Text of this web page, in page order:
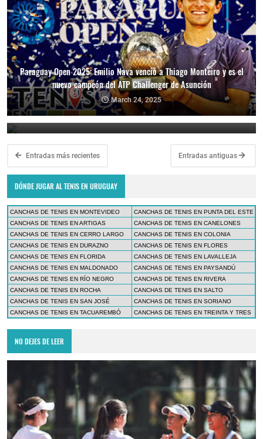
Paraguay Open 2025: Emilio Nava venció a Thiago Monteiro y es el
nuevo campeón del ATP Challenger de Asunción
March 24, 2025
Paraguay Open 2025: Thiago Monteiro vs. Emilio Nava por el título
en el ATP Challenger de Asunción
March 23, 2025
Entradas más recientes Entradas antiguas
DÓNDE JUGAR AL TENIS EN URUGUAY
CANCHAS DE TENIS EN MONTEVIDEO
CANCHAS DE TENIS EN PUNTA DEL ESTE
CANCHAS DE TENIS EN ARTIGAS
CANCHAS DE TENIS EN CANELONES
CANCHAS DE TENIS EN CERRO LARGO
CANCHAS DE TENIS EN COLONIA
CANCHAS DE TENIS EN DURAZNO
CANCHAS DE TENIS EN FLORES
CANCHAS DE TENIS EN FLORIDA
CANCHAS DE TENIS EN LAVALLEJA
CANCHAS DE TENIS EN MALDONADO
CANCHAS DE TENIS EN PAYSANDÚ
CANCHAS DE TENIS EN RÍO NEGRO
CANCHAS DE TENIS EN RIVERA
CANCHAS DE TENIS EN ROCHA
CANCHAS DE TENIS EN SALTO
CANCHAS DE TENIS EN SAN JOSÉ
CANCHAS DE TENIS EN SORIANO
CANCHAS DE TENIS EN TACUAREMBÓ
CANCHAS DE TENIS EN TREINTA Y TRES
NO DEJES DE LEER